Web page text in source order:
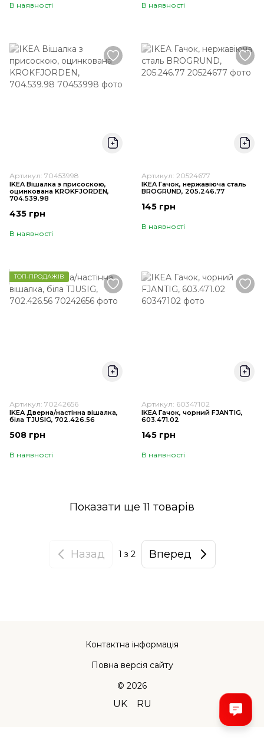
В наявності В наявності
Артикул: 70453998
IKEA Вішалка з присоскою,
оцинкована KROKFJORDEN,
704.539.98
435 грн
В наявності
Артикул: 20524677
IKEA Гачок, нержавіюча сталь
BROGRUND, 205.246.77
145 грн
В наявності
ТОП-ПРОДАЖІВ
Артикул: 70242656
IKEA Дверна/настінна вішалка,
біла TJUSIG, 702.426.56
508 грн
В наявності
Артикул: 60347102
IKEA Гачок, чорний FJANTIG,
603.471.02
145 грн
В наявності
Показати ще 11 товарів
Назад 1 з 2 Вперед
Контактна інформація
Повна версія сайту
© 2026
UK RU